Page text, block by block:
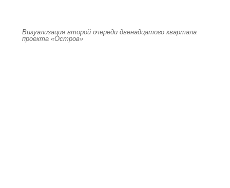
Визуализация второй очереди двенадцатого квартала
проекта «Остров»